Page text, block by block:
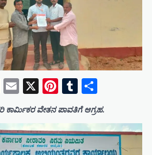
Facebook
Email
X Pinterest
Tumblr
ಕಾರ್ಮಿಕರ ವೇತನ ಪಾವತಿಗೆ ಆಗ್ರಹ.